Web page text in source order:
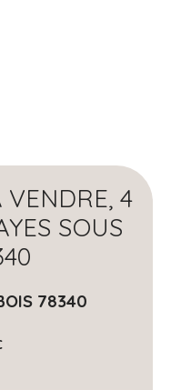
VENDRE, 4
SOUS
78340